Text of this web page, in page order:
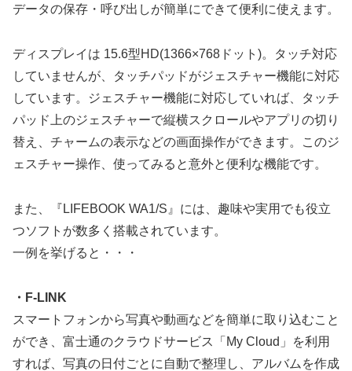
データの保存・呼び出しが簡単にできて便利に使えます。
ディスプレイは 15.6型HD(1366×768ドット)。タッチ対応
していませんが、タッチパッドがジェスチャー機能に対応
しています。ジェスチャー機能に対応していれば、タッチ
パッド上のジェスチャーで縦横スクロールやアプリの切り
替え、チャームの表示などの画面操作ができます。このジ
ェスチャー操作、使ってみると意外と便利な機能です。
また、『LIFEBOOK WA1/S』には、趣味や実用でも役立
つソフトが数多く搭載されています。
一例を挙げると・・・
・F-LINK
スマートフォンから写真や動画などを簡単に取り込むこと
ができ、富士通のクラウドサービス「My Cloud」を利用
すれば、写真の日付ごとに自動で整理し、アルバムを作成